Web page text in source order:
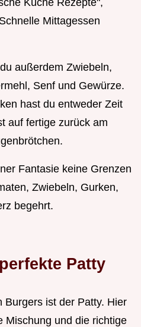
Küche Rezepte",
Mittagessen
außerdem Zwiebeln,
Senf und Gewürze.
hast du entweder Zeit
auf fertige zurück am
Fantasie keine Grenzen
Zwiebeln, Gurken,
begehrt.
Patty
Burgers ist der Patty. Hier
Mischung und die richtige